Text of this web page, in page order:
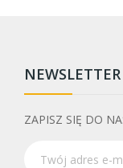
NEWSLETTER
ZAPISZ SIĘ DO